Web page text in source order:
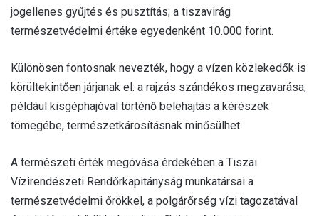
jogellenes gyűjtés és pusztítás; a tiszavirág
természetvédelmi értéke egyedenként 10.000 forint.
Különösen fontosnak nevezték, hogy a vízen közlekedők is
körültekintően járjanak el: a rajzás szándékos megzavarása,
például kisgéphajóval történő belehajtás a kérészek
tömegébe, természetkárosításnak minősülhet.
A természeti érték megóvása érdekében a Tiszai
Vízirendészeti Rendőrkapitányság munkatársai a
természetvédelmi őrökkel, a polgárőrség vízi tagozatával